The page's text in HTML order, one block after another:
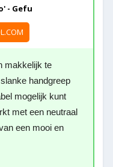
- Gefu
makkelijk te
handgreep
mogelijk kunt
met een neutraal
een mooi en